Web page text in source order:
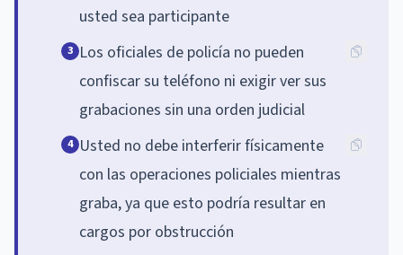
usted sea participante
3 Los oficiales de policía no pueden
confiscar su teléfono ni exigir ver sus
grabaciones sin una orden judicial
4 Usted no debe interferir físicamente
con las operaciones policiales mientras
graba, ya que esto podría resultar en
cargos por obstrucción